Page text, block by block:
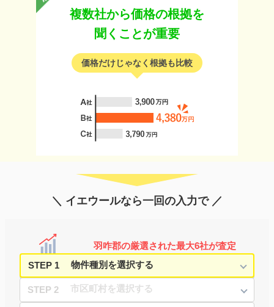
複数社から価格の根拠を
聞くことが重要
価格だけじゃなく根拠も比較
＼ イエウールなら一回の入力で ／
羽咋郡の厳選された最大6社が査定
STEP 1
STEP 2